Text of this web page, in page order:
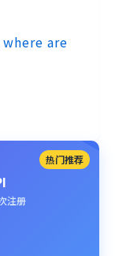
are
热门推荐
注册